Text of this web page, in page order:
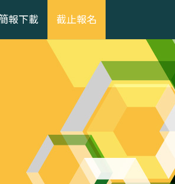
報下載 截止報名